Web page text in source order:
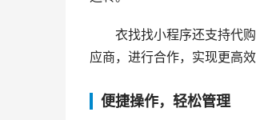
衣找找小程序还支持代
应商，进行合作，实现更高效
便捷操作，轻松管理